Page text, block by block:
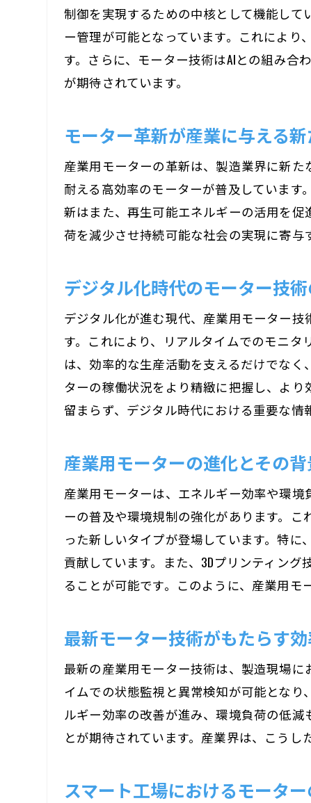
制御を実現するための中核として機能して
ー管理が可能となっています。これによ
す。さらに、モーター技術はAIとの組み合
が期待されています。
モーター革新が産業に与える
産業用モーターの革新は、製造業界に新
耐える高効率のモーターが普及していま
新はまた、再生可能エネルギーの活用を
荷を減少させ持続可能な社会の実現に寄与
デジタル化時代のモーター技
デジタル化が進む現代、産業用モーター
す。これにより、リアルタイムでのモニ
は、効率的な生産活動を支えるだけでな
ターの稼働状況をより精緻に把握し、よ
留まらず、デジタル時代における重要な情
産業用モーターの進化とその背
産業用モーターは、エネルギー効率や環
ーの普及や環境規制の強化があります。
った新しいタイプが登場しています。特
貢献しています。また、3Dプリンティン
ることが可能です。このように、産業用モ
最新モーター技術がもたらす
最新の産業用モーター技術は、製造現場に
イムでの状態監視と異常検知が可能とな
ルギー効率の改善が進み、環境負荷の低
とが期待されています。産業界は、こうし
スマート工場におけるモータ